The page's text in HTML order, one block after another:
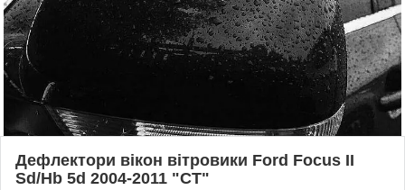
Дефлектори вікон вітровики Ford Focus II
Sd/Hb 5d 2004-2011 "CT"